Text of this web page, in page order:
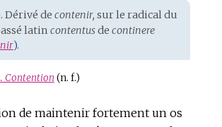
Dérivé de contenir, sur le radical du
latin contentusde continere
).
Contention (n. f.)
de maintenir fortement un os